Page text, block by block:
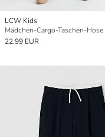
LCW Kids
Mädchen-Cargo-Taschen-Hose
22.99 EUR